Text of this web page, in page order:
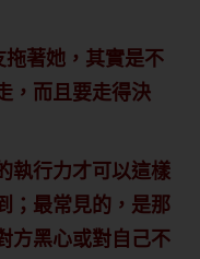
著她，其實是不
，而且要走得決
執行力才可以這樣
；最常見的，是那
方黑心或對自己不